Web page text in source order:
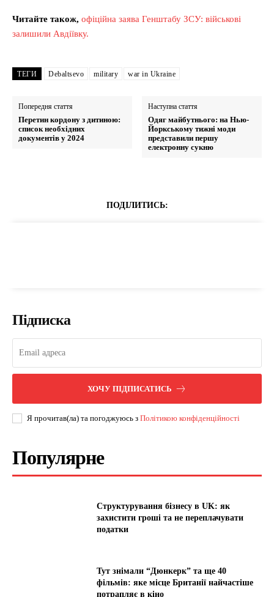
Читайте також, офіційна заява Генштабу ЗСУ: військові
залишили Авдіївку.
ТЕГИ Debaltsevo military war in Ukraine
Попередня стаття
Перетин кордону з дитиною:
список необхідних
документів у 2024
Наступна стаття
Одяг майбутнього: на Нью-
Йоркському тижні моди
представили першу
електронну сукню
ПОДІЛИТИСЬ:
Підписка
ХОЧУ ПІДПИСАТИСЬ
Я прочитав(ла) та погоджуюсь з Політикою конфіденційності
Популярне
Структурування бізнесу в UK: як
захистити гроші та не переплачувати
податки
Тут знімали “Дюнкерк” та ще 40
фільмів: яке місце Британії найчастіше
потрапляє в кіно